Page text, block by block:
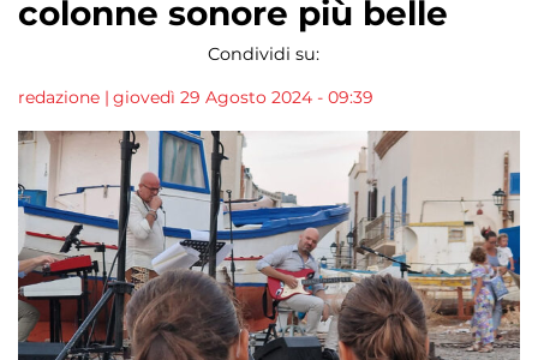
colonne sonore più belle
Condividi su:
redazione | giovedì 29 Agosto 2024 - 09:39